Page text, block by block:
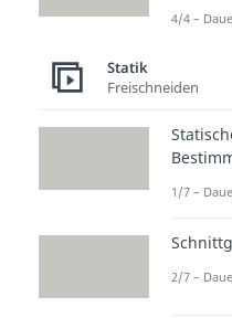
Arbeit
ein.
gilt:
4/4 –
Statik
Freischneiden
1/7 –
2/7 –